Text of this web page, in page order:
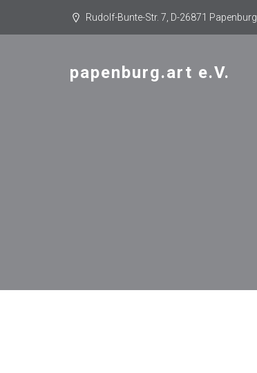
Rudolf-Bunte-Str. 7, D-26871 Papenburg
papenburg.art e.V.